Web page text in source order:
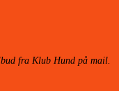
fra Klub Hund på mail.